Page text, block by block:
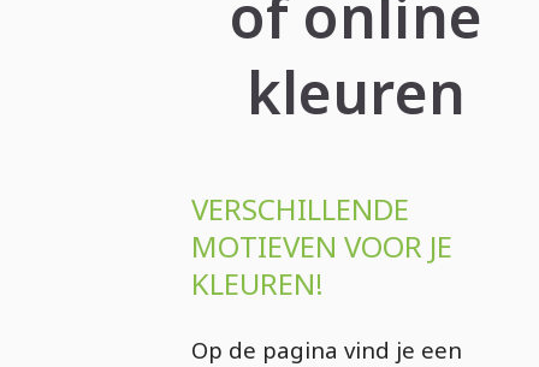
of online
kleuren
VERSCHILLENDE
MOTIEVEN VOOR JE
KLEUREN!
Op de pagina vind je een